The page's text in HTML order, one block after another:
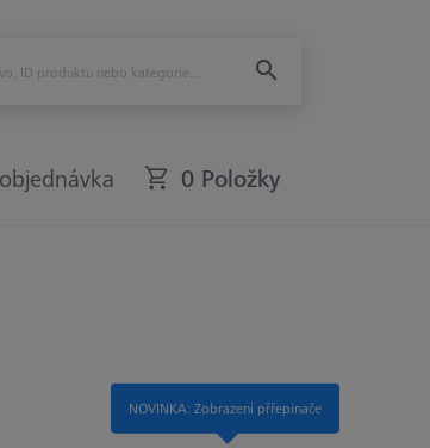
0 Položky
NOVINKA: Zobrazení přřepínače